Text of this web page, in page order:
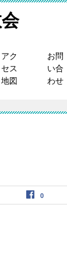
アク
セス
地図
お問
い合
わせ
0